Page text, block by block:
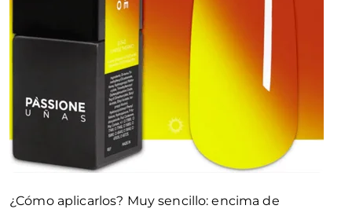
¿Cómo aplicarlos? Muy sencillo: encima de